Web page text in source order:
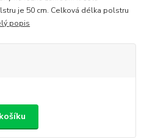
je 50 cm. Celková délka polstru
popis